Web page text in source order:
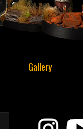
Gallery